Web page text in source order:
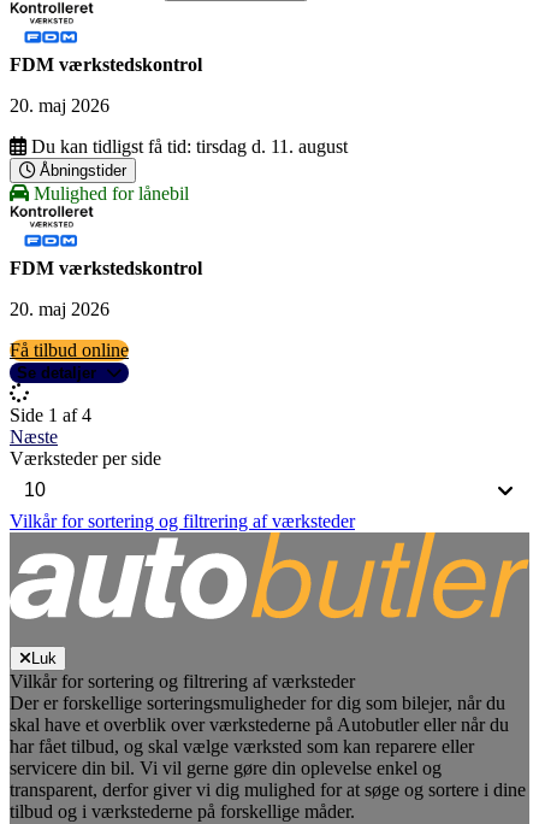
FDM værkstedskontrol
20. maj 2026
Du kan tidligst få tid: tirsdag d. 11. august
Åbningstider
Mulighed for lånebil
FDM værkstedskontrol
20. maj 2026
Få tilbud online
Se detaljer
Side 1 af 4
Næste
Værksteder per side
Vilkår for sortering og filtrering af værksteder
Luk
Vilkår for sortering og filtrering af værksteder
Der er forskellige sorteringsmuligheder for dig som bilejer, når du
skal have et overblik over værkstederne på Autobutler eller når du
har fået tilbud, og skal vælge værksted som kan reparere eller
servicere din bil. Vi vil gerne gøre din oplevelse enkel og
transparent, derfor giver vi dig mulighed for at søge og sortere i dine
tilbud og i værkstederne på forskellige måder.